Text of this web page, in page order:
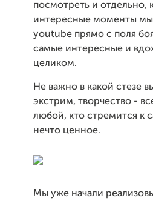
посмотреть и отдельно,
интересные моменты мы
youtube прямо с поля
самые интересные и
целиком.
Не важно в какой стезе
экстрим, творчество -
любой, кто стремится к
нечто ценное.
Мы уже начали